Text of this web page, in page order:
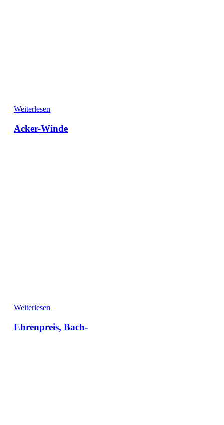
Weiterlesen
Acker-Winde
Weiterlesen
Ehrenpreis, Bach-